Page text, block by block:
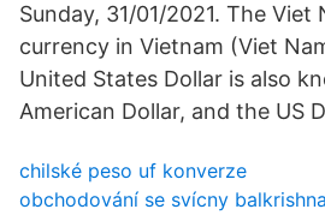
Sunday, 31/01/2021. The Viet
currency in Vietnam (Viet
United States Dollar is also
American Dollar, and the US
chilské peso uf konverze
obchodování se svícny balkrishna